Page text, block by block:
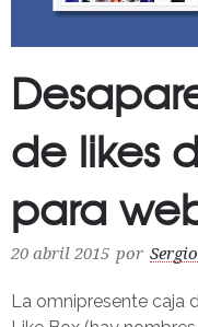
de likes
para
20 abril 2015 por
La omnipresente caja